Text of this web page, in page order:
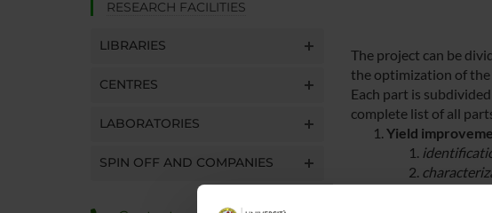
RESEARCH FACILITIES
LIBRARIES
CENTRES
LABORATORIES
SPIN OFF AND COMPANIES
The project can be
the optimization of
Each part is
complete list of all
Yield